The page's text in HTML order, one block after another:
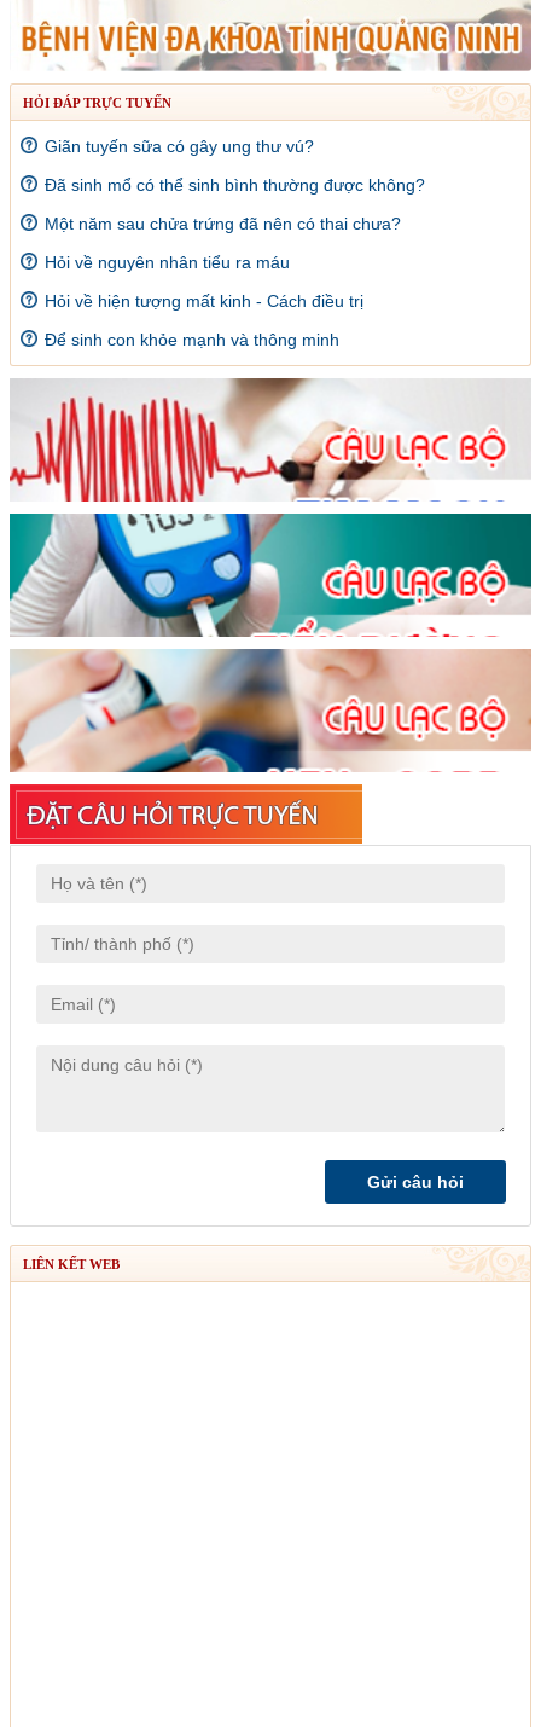
HỎI ĐÁP TRỰC TUYẾN
Giãn tuyến sữa có gây ung thư vú?
Đã sinh mổ có thể sinh bình thường được không?
Một năm sau chửa trứng đã nên có thai chưa?
Hỏi về nguyên nhân tiểu ra máu
Hỏi về hiện tượng mất kinh - Cách điều trị
Để sinh con khỏe mạnh và thông minh
LIÊN KẾT WEB